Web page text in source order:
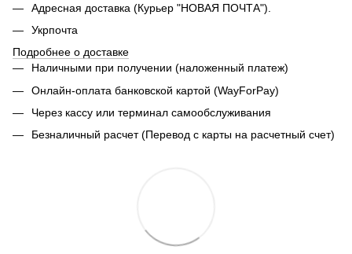
Адресная доставка (Курьер "НОВАЯ ПОЧТА").
Укрпочта
Подробнее о доставке
Наличными при получении (наложенный платеж)
Онлайн-оплата банковской картой (WayForPay)
Через кассу или терминал самообслуживания
Безналичный расчет (Перевод с карты на расчетный счет)